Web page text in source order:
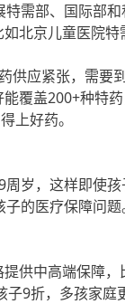
需部、国际部和
北京儿童医院特
供应紧张，需要
覆盖200+种特
上好药。
周岁，这样即使
的医疗保障问题
供中高端保障，
9折，多孩家庭